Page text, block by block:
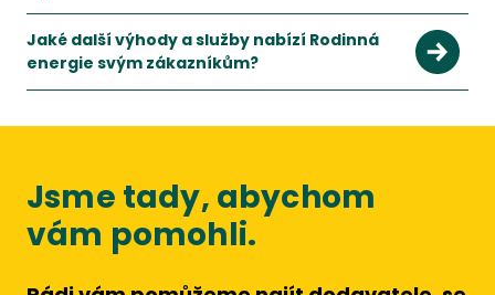
Při předčasném vypovězení smlouvy budete muset zaplatit
Jaké další výhody a služby nabízí Rodinná
energie svým zákazníkům?
V rámci řady PLUS můžete využívat služby finančního a
Jsme tady, abychom
vám pomohli.